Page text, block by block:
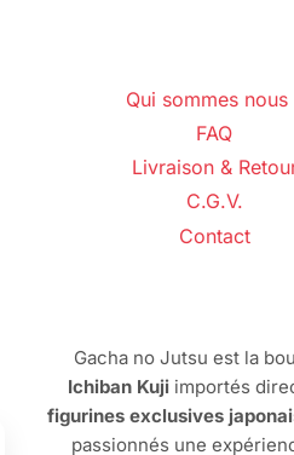
Qui sommes nous
FAQ
Livraison &
C.G.V.
Contact
Gacha no Jutsu est la
Ichiban Kujiimportés
figurines exclusives
passionnés une